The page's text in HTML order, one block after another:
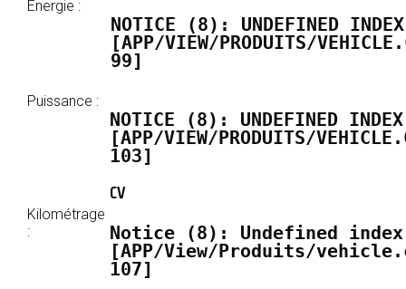
Énergie :
NOTICE (8) : UNDEFINED
[APP/VIEW/PRODUITS/
99]
Puissance :
NOTICE (8) : UNDEFINED
[APP/VIEW/PRODUITS/
103]
CV
Kilométrage
:
Notice (8) : Undefined
[APP/View/Produits/
107]